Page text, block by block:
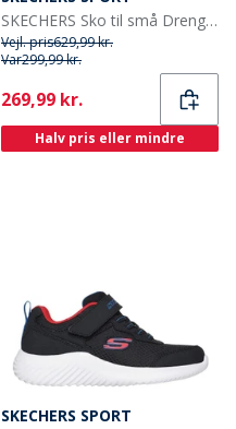
SKECHERS Sko til små Drenge Flex Glow Rondler Camouflage
Vejl. pris629,99 kr.
Var299,99 kr.
Current
269,99 kr.
Halv pris eller mindre
SKECHERS SPORT